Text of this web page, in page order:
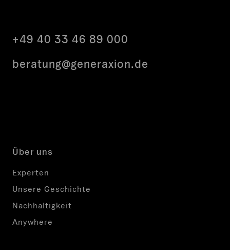
+49 40 33 46 89 000
beratung@generaxion.de
Über uns
Experten
Unsere Geschichte
Nachhaltigkeit
Anywhere